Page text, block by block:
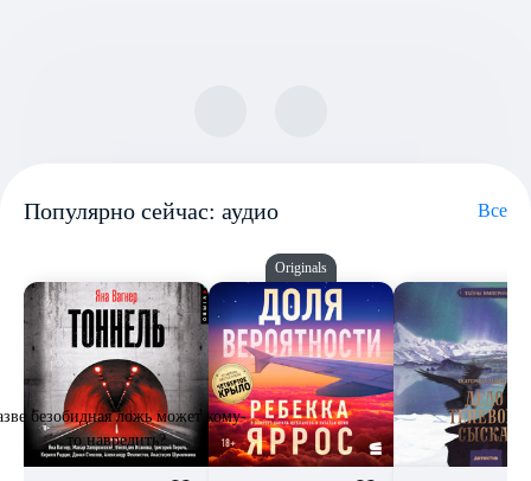
Популярно сейчас: аудио Все
Originals
безобидная ложь может кому-
то навредить?